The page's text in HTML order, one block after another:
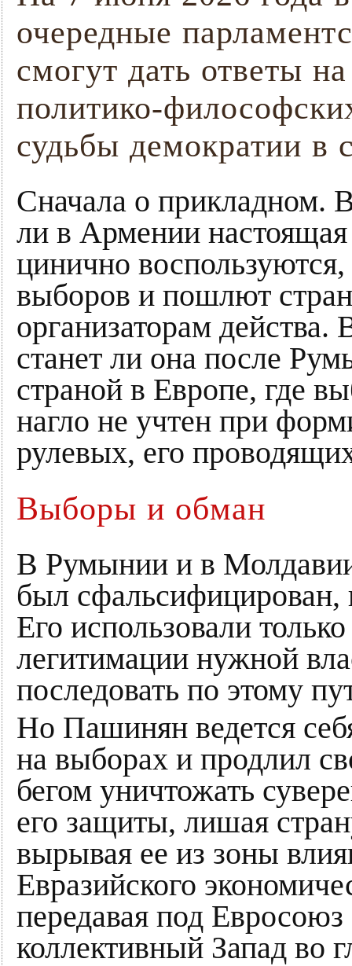
очередные
смогут дать ответы
политико-
судьбы демократии в
Сначала о прикладном.
ли в Армении
цинично
выборов и пошлют
организаторам
станет ли она после
страной в Европе, где
нагло не учтен при
рулевых, его
Выборы и обман
В Румынии и в
был сфальсифицирован,
Его использовали
легитимации нужной
последовать по этому
Но Пашинян ведется
на выборах и продлил
бегом уничтожать
его защиты, лишая
вырывая ее из зоны
Евразийского
передавая под
коллективный Запад